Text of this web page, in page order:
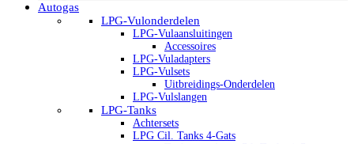
Autogas
LPG-Vulonderdelen
LPG-Vulaansluitingen
Accessoires
LPG-Vuladapters
LPG-Vulsets
Uitbreidings-Onderdelen
LPG-Vulslangen
LPG-Tanks
Achtersets
LPG Cil. Tanks 4-Gats